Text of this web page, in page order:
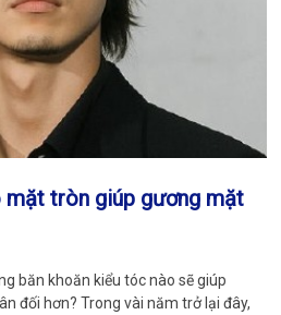
tròn giúp gương mặt
băn khoăn kiểu tóc nào sẽ giúp
đối hơn? Trong vài năm trở lại đây,